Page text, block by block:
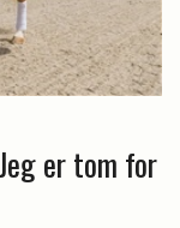
er tom for